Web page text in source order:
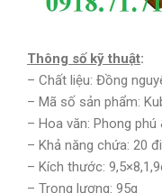
Thông số kỹ thuật:
– Chất liệu: Đồng
– Mã số sản phẩm:
– Hoa văn: Phong phú
– Khả năng chứa: 20
– Kích thước:
– Trọng lượng: 95g